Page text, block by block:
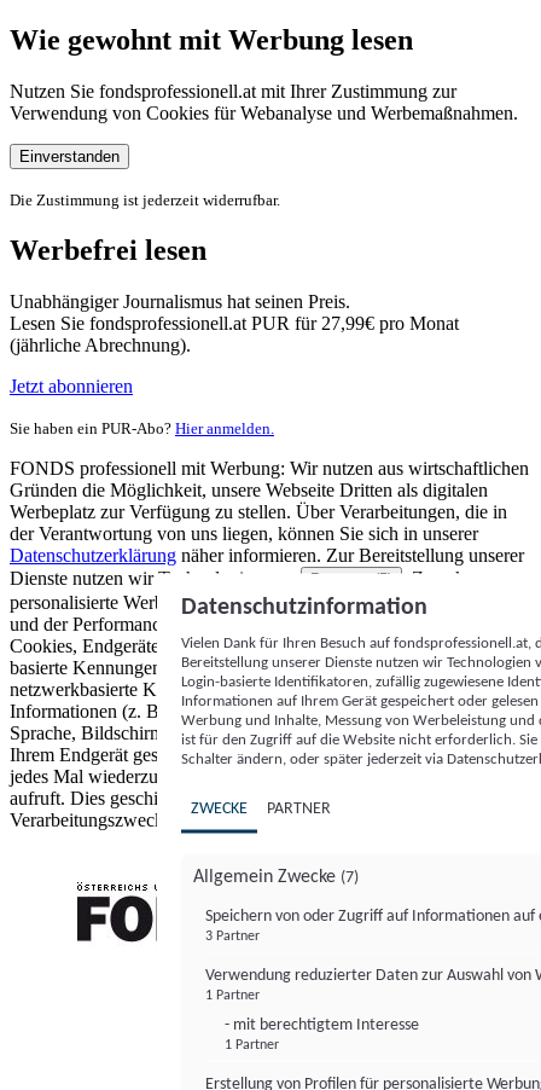
Wie gewohnt mit Werbung lesen
Nutzen Sie fondsprofessionell.at mit Ihrer Zustimmung zur
Verwendung von Cookies für Webanalyse und Werbemaßnahmen.
Einverstanden
Die Zustimmung ist jederzeit widerrufbar.
Werbefrei lesen
Unabhängiger Journalismus hat seinen Preis.
Lesen Sie fondsprofessionell.at PUR für 27,99€ pro Monat
(jährliche Abrechnung).
Jetzt abonnieren
Sie haben ein PUR-Abo? Hier anmelden.
FONDS professionell mit Werbung: Wir nutzen aus wirtschaftlichen
Gründen die Möglichkeit, unsere Webseite Dritten als digitalen
Werbeplatz zur Verfügung zu stellen. Über Verarbeitungen, die in
der Verantwortung von uns liegen, können Sie sich in unserer
Datenschutzerklärung näher informieren. Zur Bereitstellung unserer
Dienste nutzen wir Technologien von
Partnern (5)
. Zwecke:
personalisierte Werbung und Inhalte, Messung von Werbeleistung
und der Performance von Inhalten sowie Zielgruppenforschung.
Cookies, Endgeräte- oder ähnliche Online-Kennungen (z. B. login-
basierte Kennungen, zufällig generierte Kennungen,
netzwerkbasierte Kennungen) können zusammen mit anderen
Informationen (z. B. Browsertyp und Browserinformationen,
Sprache, Bildschirmgröße, unterstützte Technologien usw.) auf
Ihrem Endgerät gespeichert oder von dort ausgelesen werden, um es
jedes Mal wiederzuerkennen, wenn es eine App oder einer Webseite
aufruft. Dies geschieht für einen oder mehrere der hier aufgeführten
Verarbeitungszwecke.
Datenschutzinformation
Vielen Dank für Ihren Besuch auf
Bereitstellung unserer Dienste nutzen wir Technologien
Login-basierte Identifikatoren, zufällig zugewiesene
Informationen auf Ihrem Gerät gespeichert oder
Werbung und Inhalte, Messung von Werbeleistung
ist für den Zugriff auf die Website nicht erforderlich.
Schalter ändern, oder später jederzeit via
ZWECKE PARTNER
Allgemein Zwecke (7)
Speichern von oder Zugriff auf Informationen auf
3 Partner
Verwendung reduzierter Daten zur Auswahl von
1 Partner
- mit berechtigtem Interesse
1 Partner
Erstellung von Profilen für personalisierte
FONDS professionell